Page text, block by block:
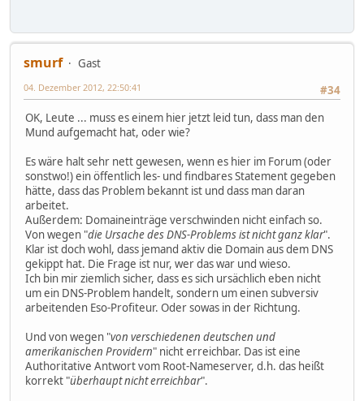
smurf
Gast
#34
04. Dezember 2012, 22:50:41
OK, Leute ... muss es einem hier jetzt leid tun, dass man den
Mund aufgemacht hat, oder wie?
Es wäre halt sehr nett gewesen, wenn es hier im Forum (oder
sonstwo!) ein öffentlich les- und findbares Statement gegeben
hätte, dass das Problem bekannt ist und dass man daran
arbeitet.
Außerdem: Domaineinträge verschwinden nicht einfach so.
Von wegen "die Ursache des DNS-Problems ist nicht ganz klar".
Klar ist doch wohl, dass jemand aktiv die Domain aus dem DNS
gekippt hat. Die Frage ist nur, wer das war und wieso.
Ich bin mir ziemlich sicher, dass es sich ursächlich eben nicht
um ein DNS-Problem handelt, sondern um einen subversiv
arbeitenden Eso-Profiteur. Oder sowas in der Richtung.
Und von wegen "von verschiedenen deutschen und
amerikanischen Providern" nicht erreichbar. Das ist eine
Authoritative Antwort vom Root-Nameserver, d.h. das heißt
korrekt "überhaupt nicht erreichbar".